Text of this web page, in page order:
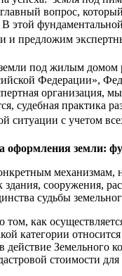
вопрос,
В этой
и предложим
под жилым домом
Федерации»,
организация,
судебная практика
ситуации с учетом
оформления земли:
механизмам,
сооружения,
судьбы
том, как
категории
Земельного
стоимости